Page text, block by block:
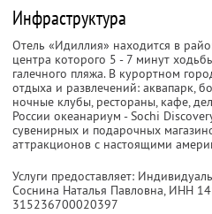
Инфраструктура
Отель «Идиллия» находится в
центра которого 5 - 7 минут
галечного пляжа. В курортном
отдыха и развлечений: аквапарк,
ночные клубы, рестораны, кафе,
России океанариум - Sochi
сувенирных и подарочных
аттракционов с настоящими
Услуги предоставляет:
Соснина Наталья Павловна, ИНН
315236700020397